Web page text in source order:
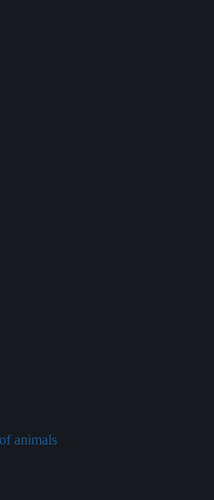
animals